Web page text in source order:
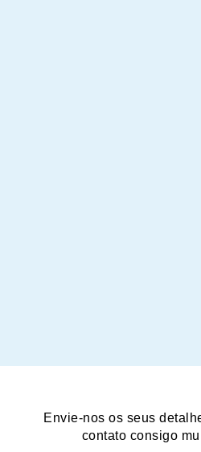
Envie-nos os seus
contato consigo